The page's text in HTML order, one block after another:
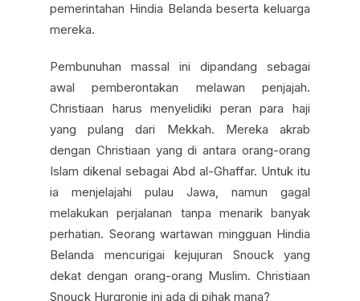
pemerintahan Hindia Belanda beserta keluarga
mereka.
Pembunuhan massal ini dipandang sebagai
awal pemberontakan melawan penjajah.
Christiaan harus menyelidiki peran para haji
yang pulang dari Mekkah. Mereka akrab
dengan Christiaan yang di antara orang-orang
Islam dikenal sebagai Abd al-Ghaffar. Untuk itu
ia menjelajahi pulau Jawa, namun gagal
melakukan perjalanan tanpa menarik banyak
perhatian. Seorang wartawan mingguan Hindia
Belanda mencurigai kejujuran Snouck yang
dekat dengan orang-orang Muslim. Christiaan
Snouck Hurgronje ini ada di pihak mana?